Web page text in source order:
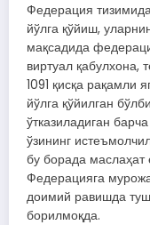
Федерация
йўлга қўйиш,
мақсадида
виртуал қабулхона,
1091 қисқа рақамли
йўлга қўйилган
ўтказиладиган
ўзининг
бу борада
Федерацияга
доимий равишда
борилмоқда.